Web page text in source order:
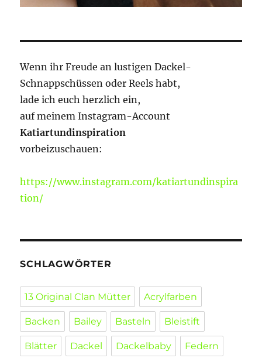
Wenn ihr Freude an lustigen Dackel-
Schnappschüssen oder Reels habt,
lade ich euch herzlich ein,
auf meinem Instagram-Account
Katiartundinspiration
vorbeizuschauen:
https://www.instagram.com/katiartundinspira
tion/
SCHLAGWÖRTER
13 Original Clan Mütter Acrylfarben
Backen Bailey Basteln Bleistift
Blätter Dackel Dackelbaby Federn